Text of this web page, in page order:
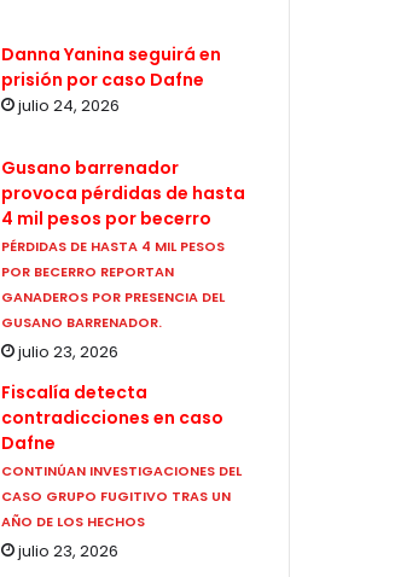
Danna Yanina seguirá en
prisión por caso Dafne
julio 24, 2026
Gusano barrenador
provoca pérdidas de hasta
4 mil pesos por becerro
PÉRDIDAS DE HASTA 4 MIL PESOS
POR BECERRO REPORTAN
GANADEROS POR PRESENCIA DEL
GUSANO BARRENADOR.
julio 23, 2026
Fiscalía detecta
contradicciones en caso
Dafne
CONTINÚAN INVESTIGACIONES DEL
CASO GRUPO FUGITIVO TRAS UN
AÑO DE LOS HECHOS
julio 23, 2026